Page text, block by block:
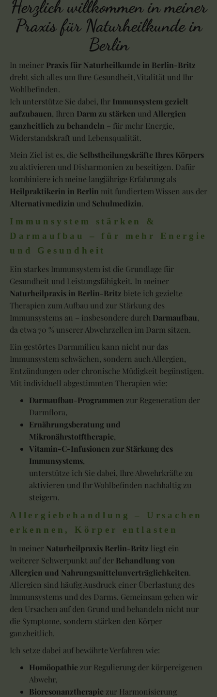
Herzlich willkommen in meiner
Praxis für Naturheilkunde in
Berlin
In meiner Praxis für Naturheilkunde in Berlin-Britz
dreht sich alles um Ihre Gesundheit, Vitalität und Ihr
Wohlbefinden.
Ich unterstütze Sie dabei, Ihr Immunsystem gezielt
aufzubauen, Ihren Darm zu stärken und Allergien
ganzheitlich zu behandeln – für mehr Energie,
Widerstandskraft und Lebensqualität.
Mein Ziel ist es, die Selbstheilungskräfte Ihres Körpers
zu aktivieren und Disharmonien zu beseitigen. Dafür
kombiniere ich meine langjährige Erfahrung als
Heilpraktikerin in Berlin mit fundiertem Wissen aus der
Alternativmedizin und Schulmedizin.
Immunsystem stärken &
Darmaufbau – für mehr Energie
und Gesundheit
Ein starkes Immunsystem ist die Grundlage für
Gesundheit und Leistungsfähigkeit. In meiner
Naturheilpraxis in Berlin-Britz biete ich gezielte
Therapien zum Aufbau und zur Stärkung des
Immunsystems an – insbesondere durch Darmaufbau,
da etwa 70 % unserer Abwehrzellen im Darm sitzen.
Ein gestörtes Darmmilieu kann nicht nur das
Immunsystem schwächen, sondern auch Allergien,
Entzündungen oder chronische Müdigkeit begünstigen.
Mit individuell abgestimmten Therapien wie:
Darmaufbau-Programmen zur Regeneration der
Darmflora,
Ernährungsberatung und
Mikronährstofftherapie,
Vitamin-C-Infusionen zur Stärkung des
Immunsystems,
unterstütze ich Sie dabei, Ihre Abwehrkräfte zu
aktivieren und Ihr Wohlbefinden nachhaltig zu
steigern.
Allergiebehandlung – Ursachen
erkennen, Körper entlasten
In meiner Naturheilpraxis Berlin-Britz liegt ein
weiterer Schwerpunkt auf der Behandlung von
Allergien und Nahrungsmittelunverträglichkeiten.
Allergien sind häufig Ausdruck einer Überlastung des
Immunsystems und des Darms. Gemeinsam gehen wir
den Ursachen auf den Grund und behandeln nicht nur
die Symptome, sondern stärken den Körper
ganzheitlich.
Ich setze dabei auf bewährte Verfahren wie:
Homöopathie zur Regulierung der körpereigenen
Abwehr,
Bioresonanztherapie zur Harmonisierung